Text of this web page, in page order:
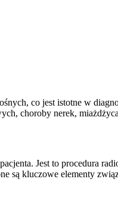
co jest istotne w
choroby nerek,
Jest to procedura
są kluczowe elementy